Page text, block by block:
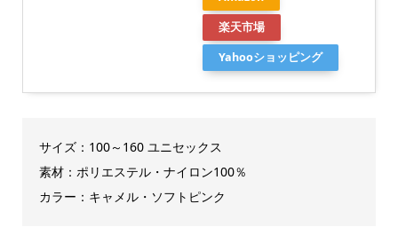
楽天市場
Yahooショッピング
サイズ：100～160 ユニセックス
素材：ポリエステル・ナイロン100％
カラー：キャメル・ソフトピンク